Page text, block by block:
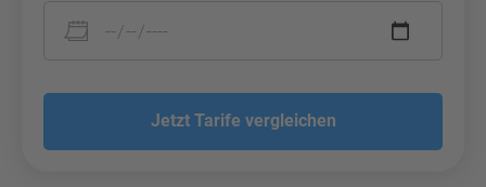
Jetzt Tarife vergleichen